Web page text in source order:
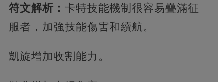
符文解析： 卡特技能機制很容易疊滿征
服者，加強技能傷害和續航。
凱旋增加收割能力。